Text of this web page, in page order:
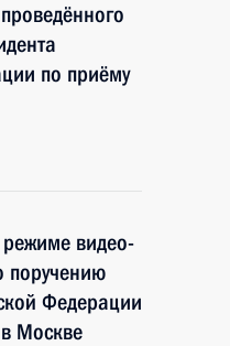
по приёму
видео-
поручению
Федерации
Москве